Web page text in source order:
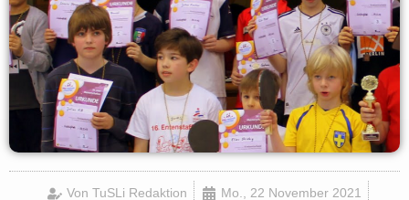
Von TuSLi Redaktion
Mo., 22 November 2021